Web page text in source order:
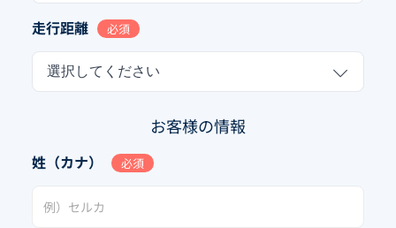
走行距離 必須
選択してください
お客様の情報
姓（カナ） 必須